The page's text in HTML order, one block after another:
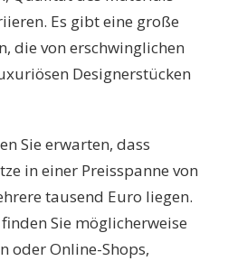
Es gibt eine große
die von erschwinglichen
Designerstücken
Sie erwarten, dass
in einer Preisspanne von
tausend Euro liegen.
Sie möglicherweise
oder Online-Shops,